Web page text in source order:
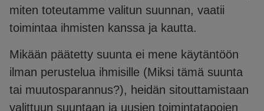
miten toteutamme valitun suunnan, vaatii
toimintaa ihmisten kanssa ja kautta.
Mikään päätetty suunta ei mene käytäntöön
ilman perustelua ihmisille (Miksi tämä suunta
tai muutosparannus?), heidän sitouttamistaan
valittuun suuntaan ja uusien toimintatapojen